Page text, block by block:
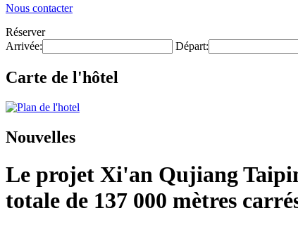
Nous contacter
Réserver
Arrivée:
Départ:
Carte de l'hôtel
Nouvelles
Le projet Xi'an Qujiang
totale de 137 000 mètres